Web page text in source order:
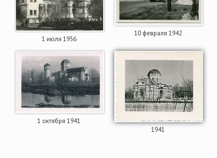
1 июля 1956
10 февраля 1942
1 октября 1941
1941